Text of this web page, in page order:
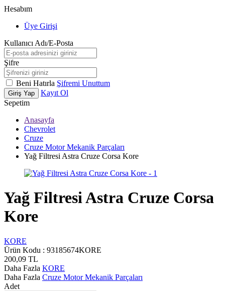
Hesabım
Üye Girişi
Kullanıcı Adı/E-Posta
Şifre
Beni Hatırla Şifremi Unuttum
Giriş Yap
Kayıt Ol
Sepetim
Anasayfa
Chevrolet
Cruze
Cruze Motor Mekanik Parçaları
Yağ Filtresi Astra Cruze Corsa Kore
Yağ Filtresi Astra Cruze Corsa
Kore
KORE
Ürün Kodu : 93185674KORE
200,09 TL
Daha Fazla KORE
Daha Fazla Cruze Motor Mekanik Parçaları
Adet